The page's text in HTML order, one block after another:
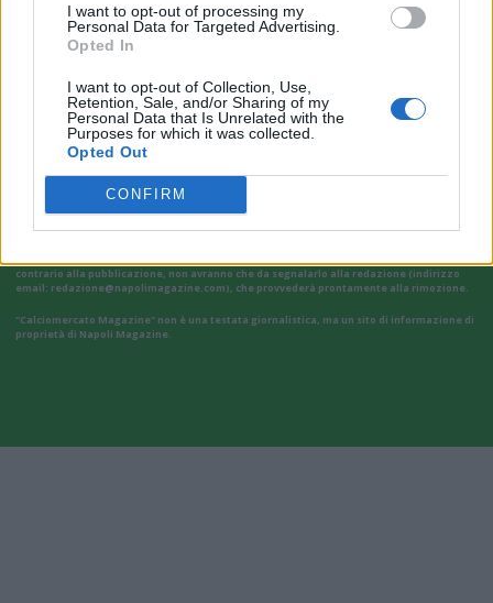
I want to opt-out of processing my
Personal Data for Targeted Advertising.
Opted In
I want to opt-out of Collection, Use,
Retention, Sale, and/or Sharing of my
Personal Data that Is Unrelated with the
Purposes for which it was collected.
Opted Out
CONFIRM
VAI ALLA VERSIONE CLASSICA
Il materiale (testo, foto e video) consultabile in questo portale è di nostra proprietà.
Alcune foto (screenshot) ed articoli presenti su "Calciomercato Magazine" sono in parte
giunti da internet, in quanto arrivati alla nostra attenzione attraverso regolari
contrario alla pubblicazione, non avranno che da segnalarlo alla redazione (indirizzo
email: redazione@napolimagazine.com), che provvederà prontamente alla rimozione.
"Calciomercato Magazine" non è una testata giornalistica, ma un sito di informazione di
proprietà di Napoli Magazine.